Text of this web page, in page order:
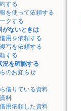
する
を使って依頼する
クする
がないときは
用を依頼する
写を依頼する
する
況を確認する
のお知らせ
借りている資料
料
用依頼した資料